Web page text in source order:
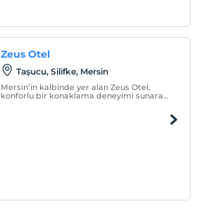
Zeus Otel
Taşucu, Silifke, Mersin
Mersin’in kalbinde yer alan Zeus Otel,
konforlu bir konaklama deneyimi sunarak